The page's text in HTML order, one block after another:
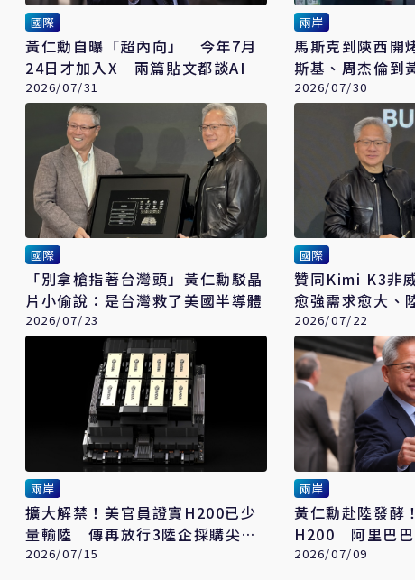
國際
黃仁勳自曝「超內向」 今年7月
24日才加入X 兩篇貼文都談AI
2026/07/31
兩岸
馬斯克到陝西開
斯基、周杰倫到
網友笑翻
2026/07/30
國際
「別拿槍指著台灣頭」黃仁勳駁晶
片小偷說：是台灣救了美國半導體
2026/07/23
國際
贊同Kimi K3非
愈強需求愈大、
整性
2026/07/22
兩岸
擴大解禁！美官員證實H200已少
量輸陸 傳再放行3陸企採購尖端
晶片
2026/07/15
兩岸
黃仁勳赴陸發酵
H200 阿里巴巴
受惠
2026/07/09